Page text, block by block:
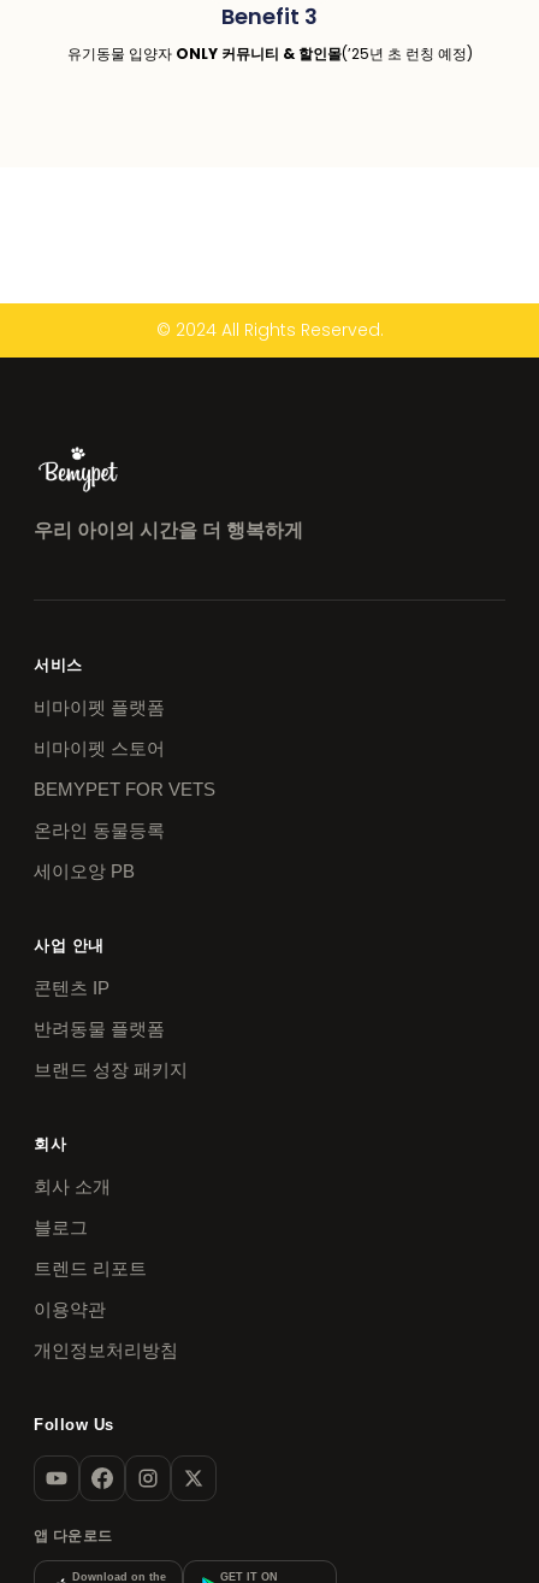
Benefit 3
유기동물 입양자 ONLY 커뮤니티 & 할인몰(’25년 초 런칭 예정)
© 2024 All Rights Reserved.
우리 아이의 시간을 더 행복하게
서비스
비마이펫 플랫폼
비마이펫 스토어
BEMYPET FOR VETS
온라인 동물등록
세이오앙 PB
사업 안내
콘텐츠 IP
반려동물 플랫폼
브랜드 성장 패키지
회사
회사 소개
블로그
트렌드 리포트
이용약관
개인정보처리방침
Follow Us
앱 다운로드
Download on the GET IT ON